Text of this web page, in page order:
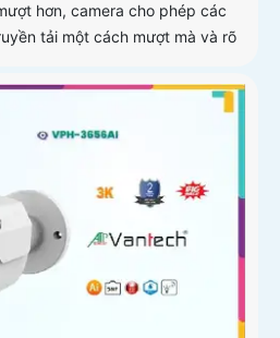
hơn, camera cho phép các
tải một cách mượt mà và rõ